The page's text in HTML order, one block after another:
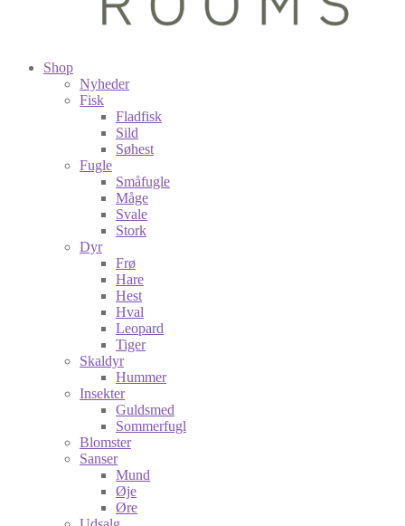
Shop
Nyheder
Fisk
Fladfisk
Sild
Søhest
Fugle
Småfugle
Måge
Svale
Stork
Dyr
Frø
Hare
Hest
Hval
Leopard
Tiger
Skaldyr
Hummer
Insekter
Guldsmed
Sommerfugl
Blomster
Sanser
Mund
Øje
Øre